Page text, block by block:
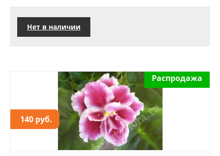
Нет в наличии
140 руб.
Распродажа